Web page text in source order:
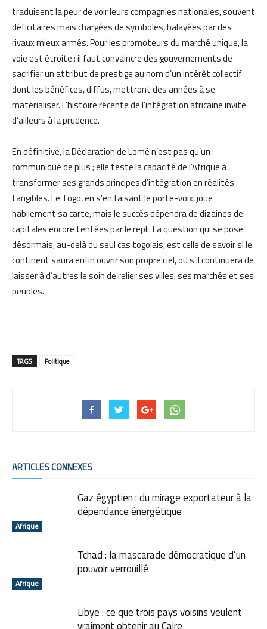
traduisent la peur de voir leurs compagnies nationales, souvent
déficitaires mais chargées de symboles, balayées par des
rivaux mieux armés. Pour les promoteurs du marché unique, la
voie est étroite : il faut convaincre des gouvernements de
sacrifier un attribut de prestige au nom d’un intérêt collectif
dont les bénéfices, diffus, mettront des années à se
matérialiser. L’histoire récente de l’intégration africaine invite
d’ailleurs à la prudence.
En définitive, la Déclaration de Lomé n’est pas qu’un
communiqué de plus ; elle teste la capacité de l’Afrique à
transformer ses grands principes d’intégration en réalités
tangibles. Le Togo, en s’en faisant le porte-voix, joue
habilement sa carte, mais le succès dépendra de dizaines de
capitales encore tentées par le repli. La question qui se pose
désormais, au-delà du seul cas togolais, est celle de savoir si le
continent saura enfin ouvrir son propre ciel, ou s’il continuera de
laisser à d’autres le soin de relier ses villes, ses marchés et ses
peuples.
TAGS Politique
ARTICLES CONNEXES
Afrique
Gaz égyptien : du mirage exportateur à la
dépendance énergétique
Afrique
Tchad : la mascarade démocratique d’un
pouvoir verrouillé
Libye : ce que trois pays voisins veulent